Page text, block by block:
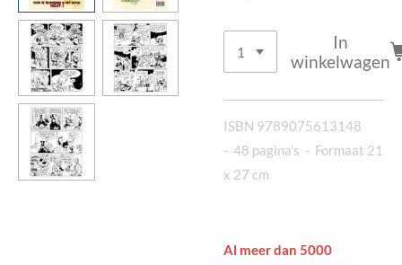
In
winkelwagen
ISBN 9789075613148
- 48 pagina's - Formaat 21
x 27 cm
Al meer dan 5000